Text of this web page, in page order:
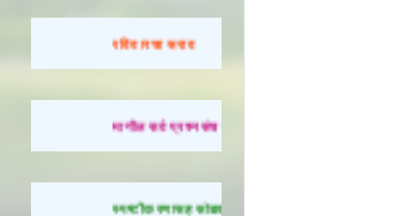
रविवारचा सराव
मागील सर्व प्रश्नसंच सोडवण्यासाठी येथे क्लिक करा.
स्पष्टीकरणासह सोडवलेले प्रश्न पाहण्यासाठी येथे क्लिक